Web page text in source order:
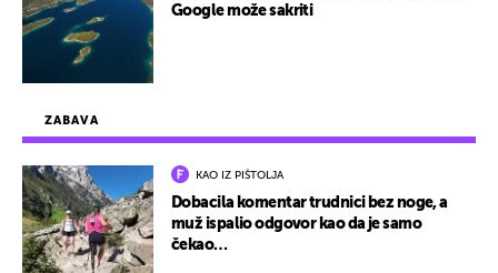
ZABAVA
KAO IZ PIŠTOLJA
Dobacila komentar trudnici bez noge, a
muž ispalio odgovor kao da je samo
čekao…
Google može sakriti